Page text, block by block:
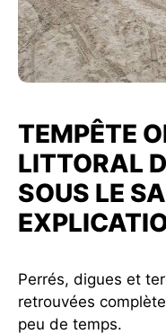
TEMPÊTE
LITTORAL
SOUS LE
Perrés, digues et
retrouvées
peu de temps.